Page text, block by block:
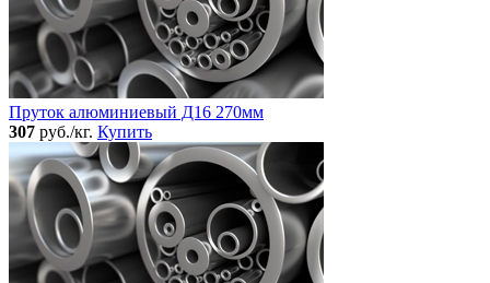
Пруток алюминиевый Д16 270мм
307 руб./кг. Купить